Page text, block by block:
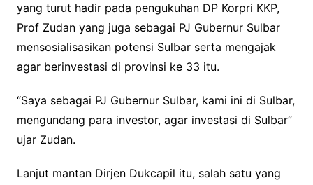
yang turut hadir pada pengukuhan DP Korpri KKP,
Prof Zudan yang juga sebagai PJ Gubernur Sulbar
mensosialisasikan potensi Sulbar serta mengajak
agar berinvestasi di provinsi ke 33 itu.
“Saya sebagai PJ Gubernur Sulbar, kami ini di Sulbar,
mengundang para investor, agar investasi di Sulbar”
ujar Zudan.
Lanjut mantan Dirjen Dukcapil itu, salah satu yang